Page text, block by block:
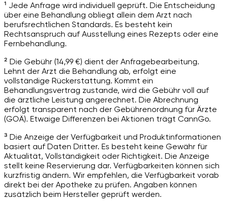
¹ Jede Anfrage wird individuell geprüft. Die Entscheidung
über eine Behandlung obliegt allein dem Arzt nach
berufsrechtlichen Standards. Es besteht kein
Rechtsanspruch auf Ausstellung eines Rezepts oder eine
Fernbehandlung.
² Die Gebühr (14,99 €) dient der Anfragebearbeitung.
Lehnt der Arzt die Behandlung ab, erfolgt eine
vollständige Rückerstattung. Kommt ein
Behandlungsvertrag zustande, wird die Gebühr voll auf
die ärztliche Leistung angerechnet. Die Abrechnung
erfolgt transparent nach der Gebührenordnung für Ärzte
(GOÄ). Etwaige Differenzen bei Aktionen trägt CannGo.
³ Die Anzeige der Verfügbarkeit und Produktinformationen
basiert auf Daten Dritter. Es besteht keine Gewähr für
Aktualität, Vollständigkeit oder Richtigkeit. Die Anzeige
stellt keine Reservierung dar. Verfügbarkeiten können sich
kurzfristig ändern. Wir empfehlen, die Verfügbarkeit vorab
direkt bei der Apotheke zu prüfen. Angaben können
zusätzlich beim Hersteller geprüft werden.